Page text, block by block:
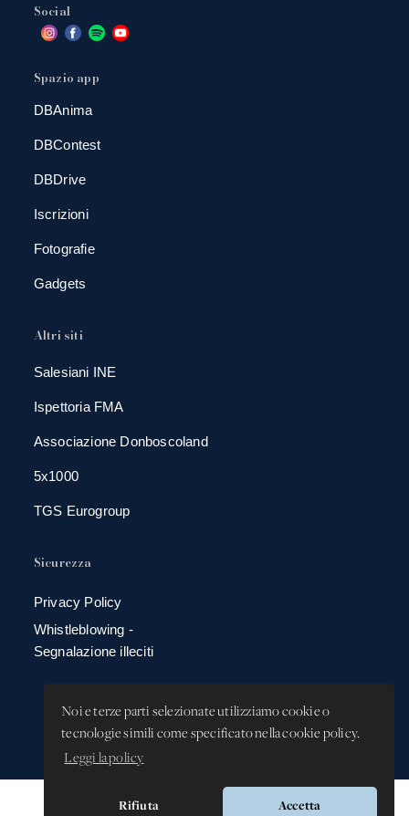
Noi e terze parti selezionate utilizziamo cookie o
tecnologie simili come specificato nella cookie policy.
Leggi la policy
Rifiuta Accetta
Social
Spazio app
DBAnima
DBContest
DBDrive
Iscrizioni
Fotografie
Gadgets
Altri siti
Salesiani INE
Ispettoria FMA
Associazione Donboscoland
5x1000
TGS Eurogroup
Sicurezza
Privacy Policy
Whistleblowing -
Segnalazione illeciti